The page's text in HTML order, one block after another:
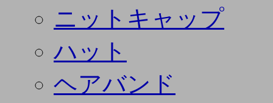
ニットキャップ
ハット
ヘアバンド